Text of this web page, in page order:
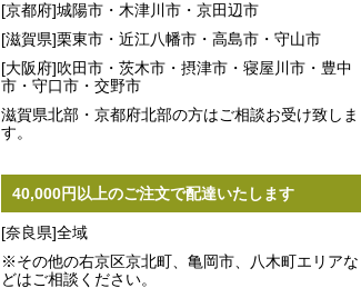
[京都府]城陽市・木津川市・京田辺市
[滋賀県]栗東市・近江八幡市・高島市・守山市
[大阪府]吹田市・茨木市・摂津市・寝屋川市・豊中
市・守口市・交野市
滋賀県北部・京都府北部の方はご相談お受け致しま
す。
40,000円以上のご注文で配達いたします
[奈良県]全域
※その他の右京区京北町、亀岡市、八木町エリアな
どはご相談ください。